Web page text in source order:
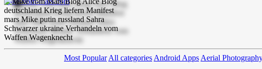
Most Popular All categories Android Apps Aerial